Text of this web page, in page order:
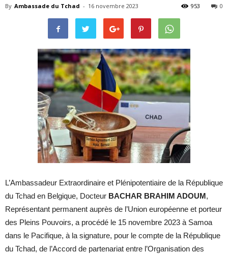
By Ambassade du Tchad - 16 novembre 2023 0
953
L’Ambassadeur Extraordinaire et Plénipotentiaire de la République
du Tchad en Belgique, Docteur BACHAR BRAHIM ADOUM ,
Représentant permanent auprès de l’Union européenne et porteur
des Pleins Pouvoirs, a procédé le 15 novembre 2023 à Samoa
dans le Pacifique, à la signature, pour le compte de la République
du Tchad, de l’Accord de partenariat entre l’Organisation des